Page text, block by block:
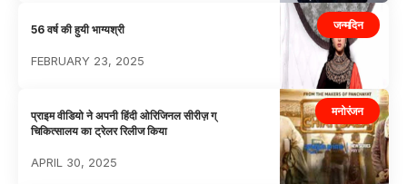
जन्मदिन
56 वर्ष की हुयी भाग्यश्री
FEBRUARY 23, 2025
मनोरंजन
प्राइम वीडियो ने अपनी हिंदी ओरिजिनल सीरीज़ ग्
चिकित्सालय का ट्रेलर रिलीज किया
APRIL 30, 2025